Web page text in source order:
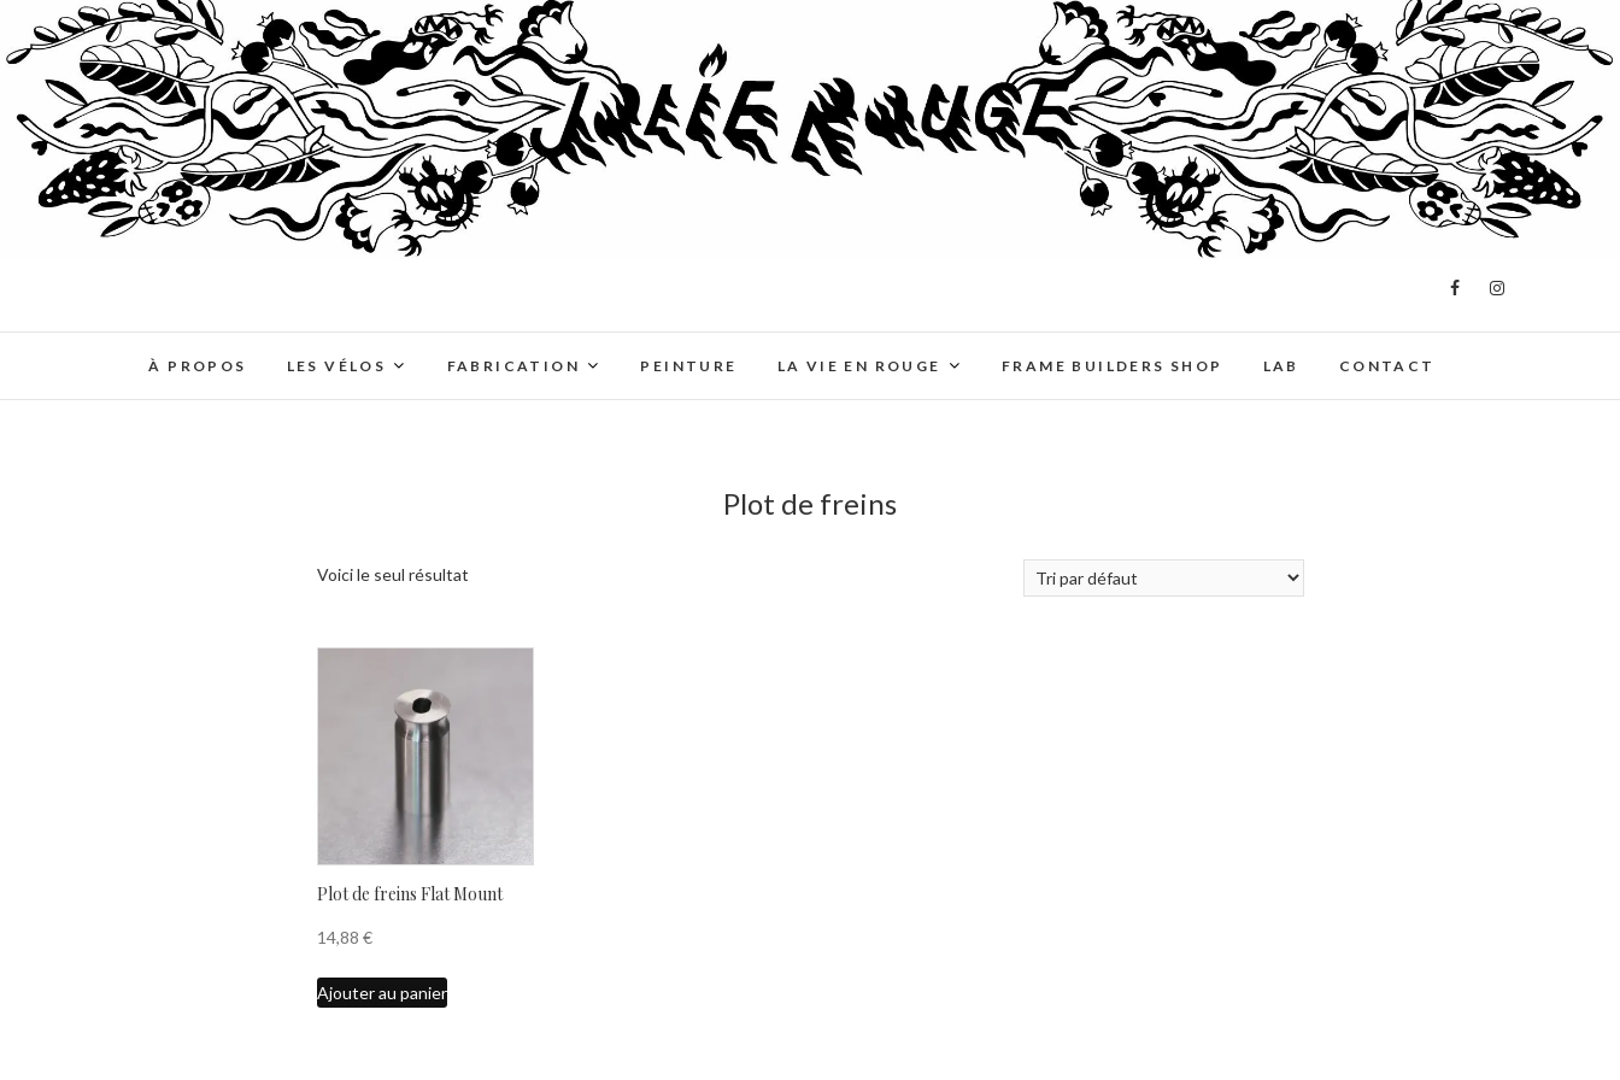
À PROPOS LES VÉLOS FABRICATION PEINTURE LA VIE EN ROUGE FRAME BUILDERS SHOP LAB CONTACT
Plot de freins
Voici le seul résultat
Plot de freins Flat Mount
14,88 €
Ajouter au panier